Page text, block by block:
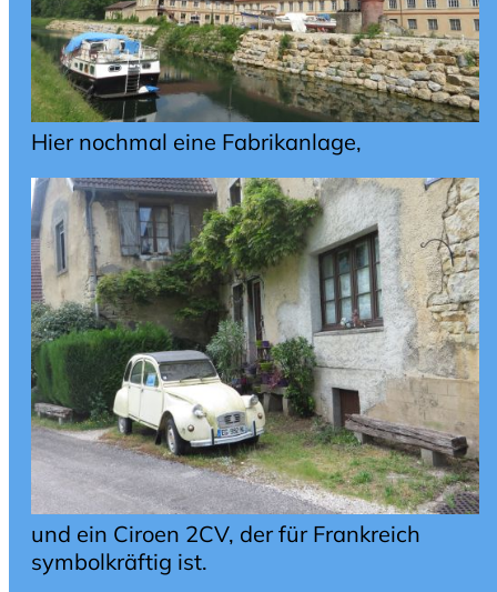
Hier nochmal eine Fabrikanlage,
und ein Ciroen 2CV, der für Frankreich
symbolkräftig ist.